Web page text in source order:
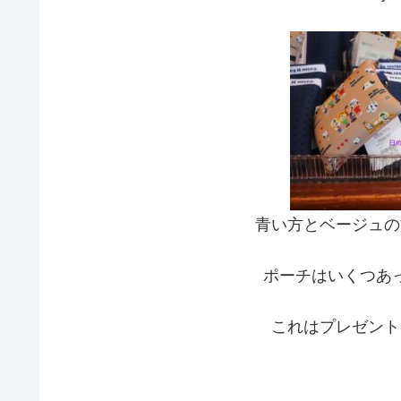
青い方とベージュ
ポーチはいくつあ
これはプレゼン